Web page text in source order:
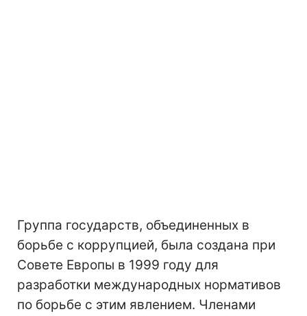
Группа государств, объединенных в
борьбе с коррупцией, была создана при
Совете Европы в 1999 году для
разработки международных нормативов
по борьбе с этим явлением. Членами